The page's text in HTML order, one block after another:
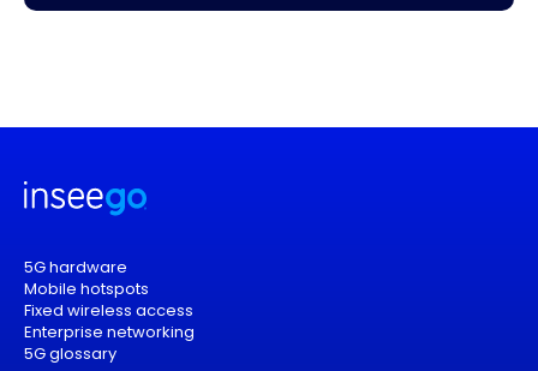
5G hardware
Mobile hotspots
Fixed wireless access
Enterprise networking
5G glossary